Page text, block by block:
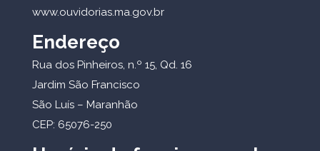
www.ouvidorias.ma.gov.br
Endereço
Rua dos Pinheiros, n.º 15, Qd. 16
Jardim São Francisco
São Luís – Maranhão
CEP: 65076-250